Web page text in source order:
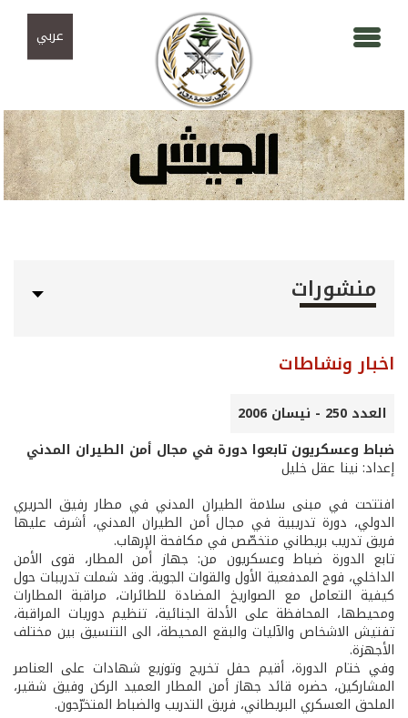
عربي
منشورات
اخبار ونشاطات
العدد 250 - نيسان 2006
ضباط وعسكريون تابعوا دورة في مجال أمن الطيران المدني
إعداد: نينا عقل خليل
افتتحت في مبنى سلامة الطيران المدني في مطار رفيق الحريري
الدولي، دورة تدريبية في مجال أمن الطيران المدني، أشرف عليها
فريق تدريب بريطاني متخصّص في مكافحة الإرهاب.
تابع الدورة ضباط وعسكريون من: جهاز أمن المطار، قوى الأمن
الداخلي، فوج المدفعية الأول والقوات الجوية. وقد شملت تدريبات حول
كيفية التعامل مع الصواريخ المضادة للطائرات، مراقبة المطارات
ومحيطها، المحافظة على الأدلة الجنائية، تنظيم دوريات المراقبة،
تفتيش الاشخاص والآليات والبقع المحيطة، الى التنسيق بين مختلف
الأجهزة.
وفي ختام الدورة، أقيم حفل تخريج وتوزيع شهادات على العناصر
المشاركين، حضره قائد جهاز أمن المطار العميد الركن وفيق شقير،
الملحق العسكري البريطاني، فريق التدريب والضباط المتخرّجون.